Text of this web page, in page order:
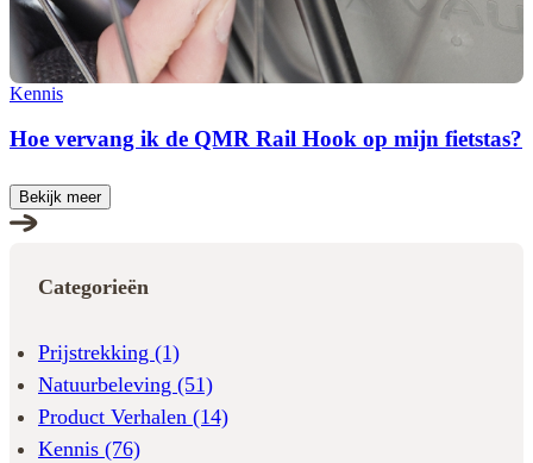
Kennis
Hoe vervang ik de QMR Rail Hook op mijn fietstas?
Bekijk meer
Categorieën
Prijstrekking (1)
Natuurbeleving (51)
Product Verhalen (14)
Kennis (76)